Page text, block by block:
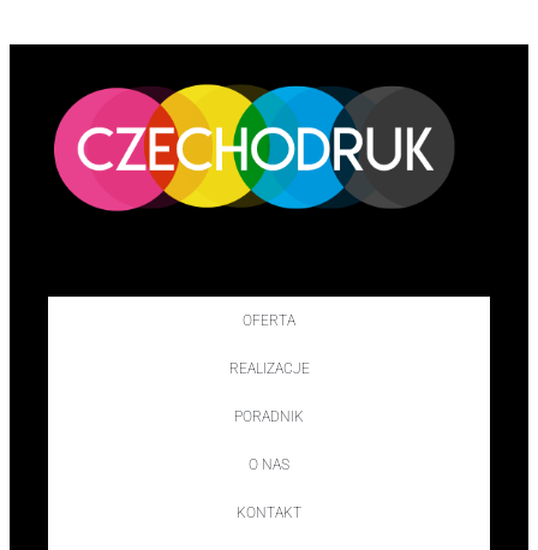
OFERTA
REALIZACJE
PORADNIK
O NAS
KONTAKT